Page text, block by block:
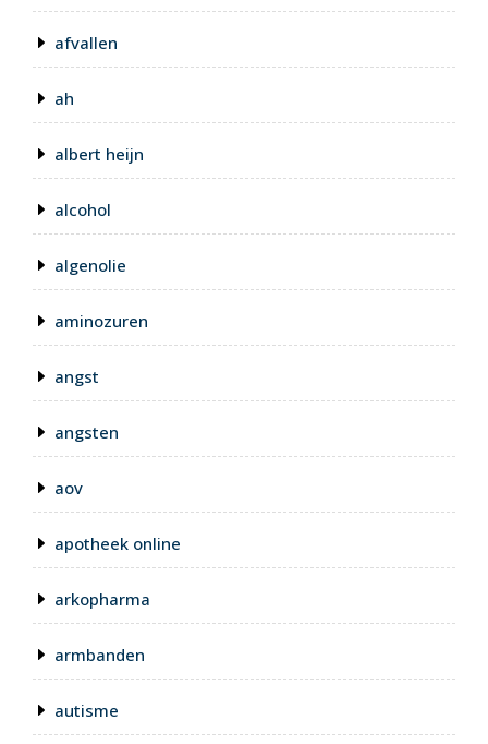
afvallen
ah
albert heijn
alcohol
algenolie
aminozuren
angst
angsten
aov
apotheek online
arkopharma
armbanden
autisme